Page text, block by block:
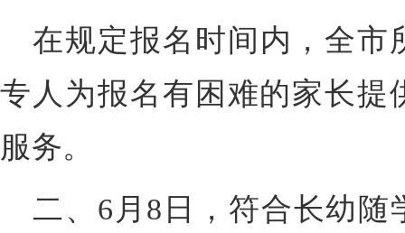
在规定报名时间内，全市
专人为报名有困难的家长提
服务。
二、6月8日，符合长幼